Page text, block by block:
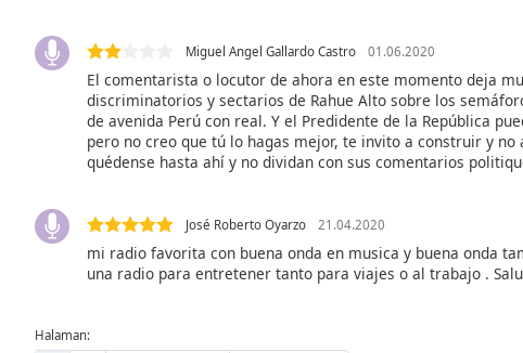
Escape
Opacity
Miguel Angel Gallardo Castro 01.06.2020
El comentarista o locutor de ahora en este momento deja
discriminatorios y sectarios de Rahue Alto sobre los
de avenida Perú con real. Y el Predidente de la República
pero no creo que tú lo hagas mejor, te invito a construir y
quédense hasta ahí y no dividan con sus comentarios
José Roberto Oyarzo 21.04.2020
mi radio favorita con buena onda en musica y buena onda
una radio para entretener tanto para viajes o al trabajo .
Halaman: